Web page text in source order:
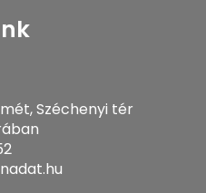
Széchenyi tér